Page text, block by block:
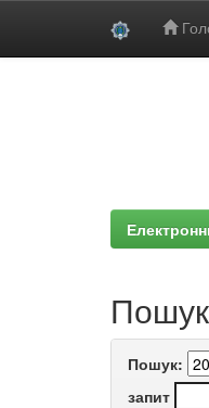
Пошук
Пошук:
запит